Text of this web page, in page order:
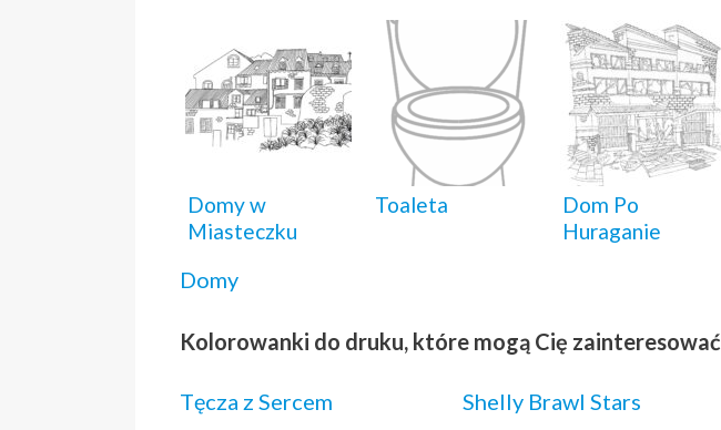
Domy w
Miasteczku
Toaleta
Dom Po
Huraganie
Domy
Kolorowanki do druku, które mogą Cię zainteresować
Tęcza z Sercem Shelly Brawl Stars